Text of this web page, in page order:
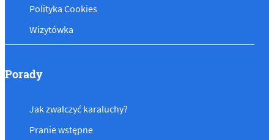
Polityka Cookies
Wizytówka
Porady
Jak zwalczyć karaluchy?
Pranie wstępne